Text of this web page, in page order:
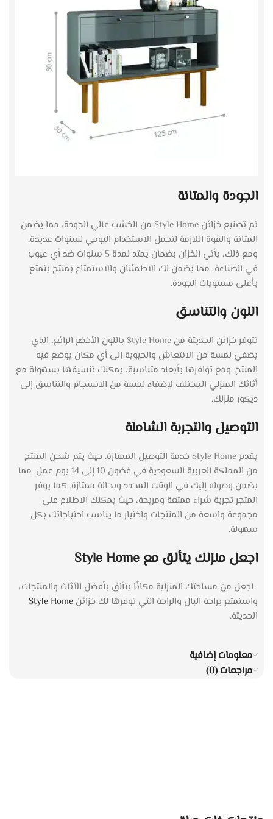
الجودة والمتانة
تم تصنيع خزائن Style Home من الخشب عالي الجودة، مما يضمن
المتانة والقوة اللازمة لتحمل الاستخدام اليومي لسنوات عديدة.
ومع ذلك، يأتي الخزان بضمان يمتد لمدة 5 سنوات ضد أي عيوب
في الصناعة، مما يضمن لك الاطمئنان والاستمتاع بمنتج يتمتع
بأعلى مستويات الجودة.
اللون والتناسق
تتوفر خزائن الحديثة من Style Home باللون الأخضر الرائع، الذي
يضفي لمسة من الانتعاش والحيوية إلى أي مكان يوضع فيه
المنتج. ومع توافرها بأبعاد متناسبة، يمكنك تنسيقها بسهولة مع
أثاثك المنزلي المختلف لإضفاء لمسة من الانسجام والتناسق إلى
ديكور منزلك.
التوصيل والتجربة الشاملة
يقدم Style Home خدمة التوصيل الممتازة. حيث يتم شحن المنتج
من المملكة العربية السعودية في غضون 10 إلى 14 يوم عمل. مما
يضمن وصوله إليك في الوقت المحدد وبحالة ممتازة. كما يوفر
المتجر تجربة شراء ممتعة ومريحة، حيث يمكنك الاطلاع على
مجموعة واسعة من المنتجات واختيار ما يناسب احتياجاتك بكل
سهولة.
اجعل منزلك يتألق مع Style Home
. اجعل من مساحتك المنزلية مكانًا يتألق بأفضل الأثاث والمنتجات،
واستمتع براحة البال والراحة التي توفرها لك خزائن Style Home
الحديثة.
معلومات إضافية
مراجعات (0)